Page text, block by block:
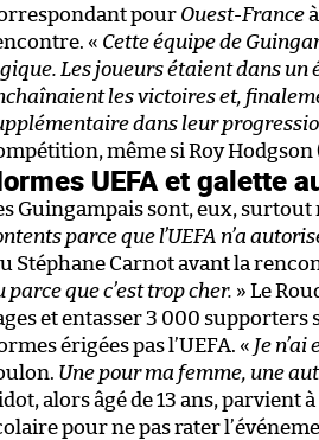
pour Ouest-France
« Cette équipe de
Les joueurs étaient dans un
les victoires et,
dans leur
même si Roy
UEFA et galette
Guingampais sont, eux, surtout
parce que l’UEFA n’a
Stéphane Carnot avant la
parce que c’est trop cher. » Le
et entasser 3 000 supporters
érigées pas l’UEFA. « Je
Une pour ma femme, une
alors âgé de 13 ans, parvient
pour ne pas rater